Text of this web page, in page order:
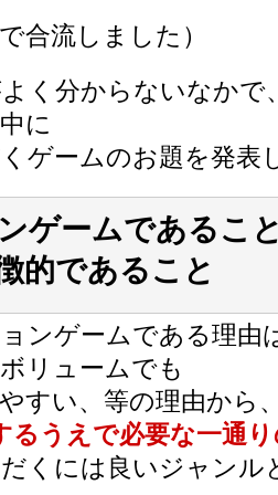
合流しました）
く分からないなかで
に
ゲームのお題を発表
ゲームであるこ
的であること
ンゲームである理由
リュームでも
すい、等の理由から
るうえで必要な一通
くには良いジャンル